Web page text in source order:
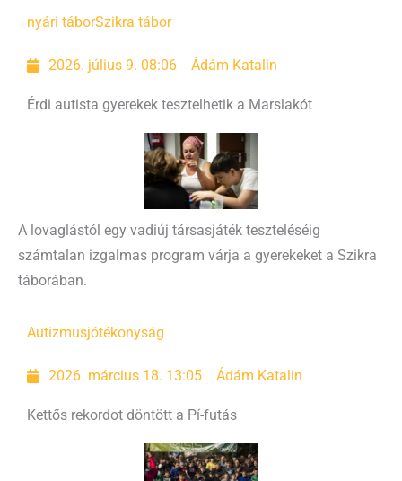
nyári táborSzikra tábor
2026. július 9. 08:06 Ádám Katalin
Érdi autista gyerekek tesztelhetik a Marslakót
A lovaglástól egy vadiúj társasjáték teszteléséig
számtalan izgalmas program várja a gyerekeket a Szikra
táborában.
Autizmusjótékonyság
2026. március 18. 13:05 Ádám Katalin
Kettős rekordot döntött a Pí-futás